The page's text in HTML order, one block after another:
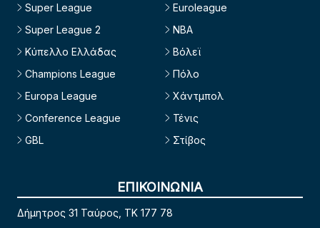
Super League
Super League 2
Κύπελλο Ελλάδας
Champions League
Europa League
Conference League
GBL
Euroleague
NBA
Βόλεϊ
Πόλο
Χάντμπολ
Τένις
Στίβος
ΕΠΙΚΟΙΝΩΝΙΑ
Δήμητρος 31 Ταύρος, TK 177 78